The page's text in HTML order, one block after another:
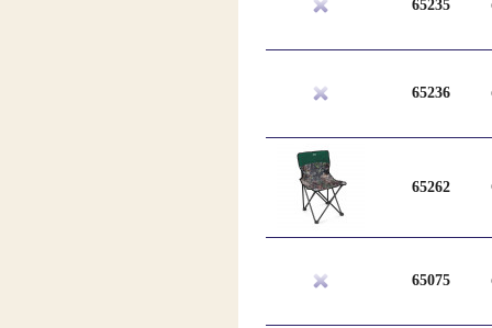
65235
65236
65262
65075